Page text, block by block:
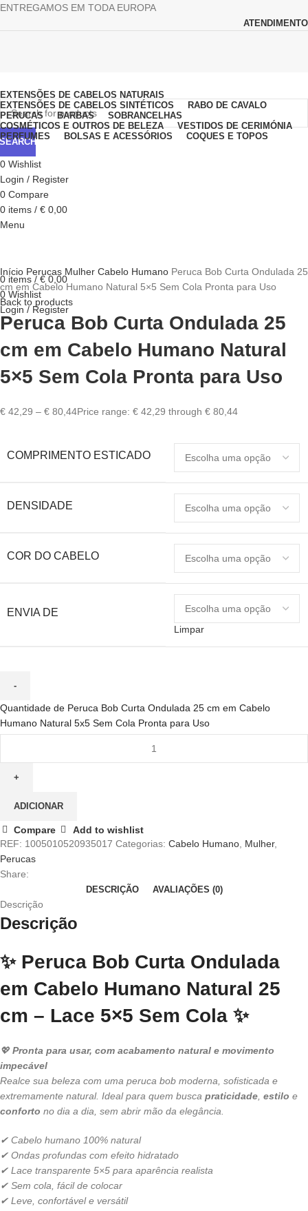
ENTREGAMOS EM TODA EUROPA
ATENDIMENTO
SEARCH
0 Wishlist
Login / Register
0 Compare
0 items / € 0,00
Menu
0 items / € 0,00
0 Wishlist
Login / Register
EXTENSÕES DE CABELOS NATURAIS
EXTENSÕES DE CABELOS SINTÉTICOS
RABO DE CAVALO
PERUCAS
BARBAS
SOBRANCELHAS
COSMÉTICOS E OUTROS DE BELEZA
VESTIDOS DE CERIMÓNIA
PERFUMES
BOLSAS E ACESSÓRIOS COQUES E TOPOS
Início Perucas Mulher Cabelo Humano Peruca Bob Curta Ondulada 25
cm em Cabelo Humano Natural 5×5 Sem Cola Pronta para Uso
Back to products
Peruca Bob Curta Ondulada 25
cm em Cabelo Humano Natural
5×5 Sem Cola Pronta para Uso
€ 42,29 – € 80,44Price range: € 42,29 through € 80,44
COMPRIMENTO ESTICADO
DENSIDADE
COR DO CABELO
ENVIA DE
Limpar
Quantidade de Peruca Bob Curta Ondulada 25 cm em Cabelo
Humano Natural 5x5 Sem Cola Pronta para Uso
ADICIONAR
Compare
Add to wishlist
REF: 1005010520935017 Categorias: Cabelo Humano, Mulher,
Perucas
Share:
DESCRIÇÃO AVALIAÇÕES (0)
Descrição
Descrição
✨ Peruca Bob Curta Ondulada
em Cabelo Humano Natural 25
cm – Lace 5×5 Sem Cola ✨
💖Pronta para usar, com acabamento natural e movimento
impecável
Realce sua beleza com uma peruca bob moderna, sofisticada e
extremamente natural. Ideal para quem busca praticidade, estilo e
conforto no dia a dia, sem abrir mão da elegância.
✔ Cabelo humano 100% natural
✔ Ondas profundas com efeito hidratado
✔ Lace transparente 5×5 para aparência realista
✔ Sem cola, fácil de colocar
✔ Leve, confortável e versátil